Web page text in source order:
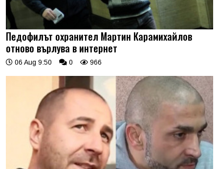
Педофилът охранител Мартин Карамихайлов
отново върлува в интернет
06 Aug 9:50 0 966